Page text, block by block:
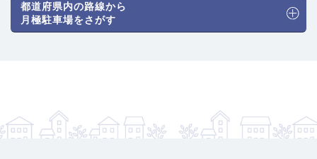
都道府県内の路線から
月極駐車場をさがす